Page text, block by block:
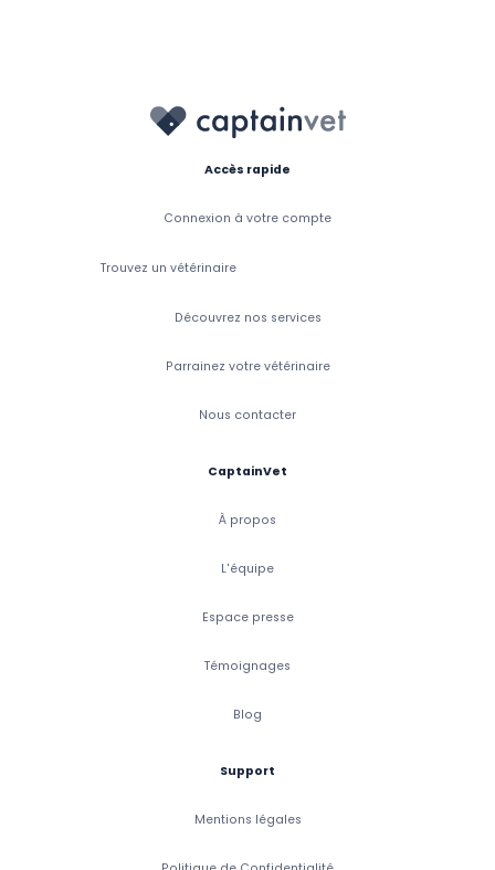
Accès rapide
Connexion à votre compte
Trouvez un vétérinaire
Découvrez nos services
Parrainez votre vétérinaire
Nous contacter
CaptainVet
À propos
L'équipe
Espace presse
Témoignages
Blog
Support
Mentions légales